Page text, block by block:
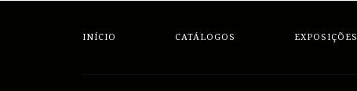
INÍCIO CATÁLOGOS EXPOSIÇÕES